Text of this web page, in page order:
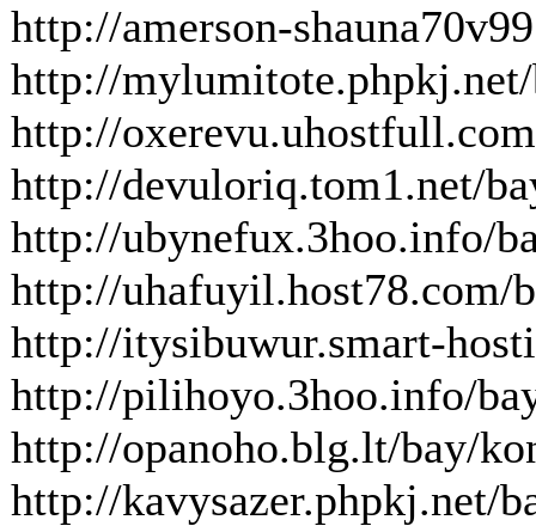
http://amerson-
http://
http://
http://devuloriq.tom1.net/
http://ubynefux.3hoo.info/
http://uhafuyil.host78.com/
http://itysibuwur.smart-
http://pilihoyo.3hoo.info/
http://opanoho.blg.lt/bay/
http://kavysazer.phpkj.net/